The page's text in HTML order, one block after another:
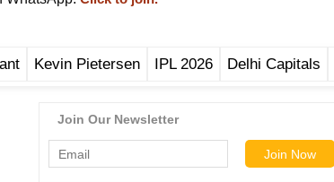
Kevin Pietersen IPL 2026 Delhi Capitals